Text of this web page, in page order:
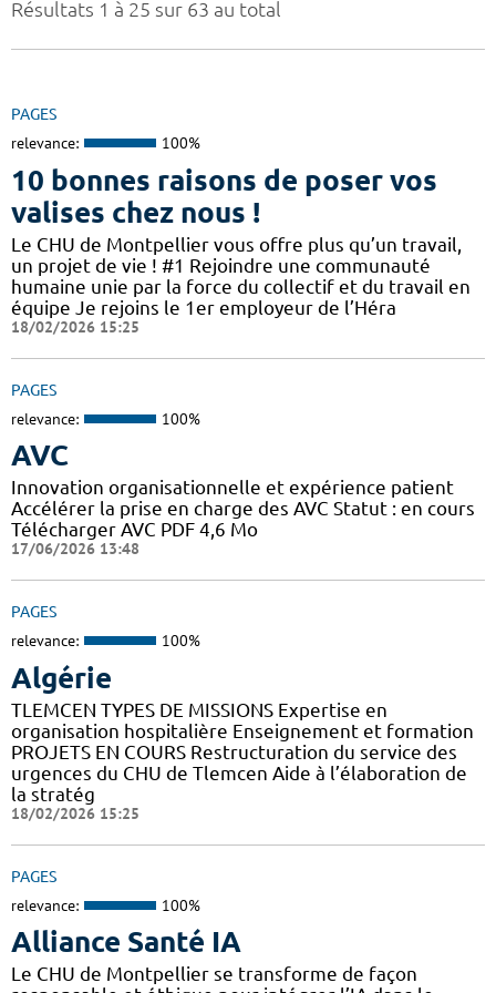
Résultats 1 à 25 sur 63 au total
PAGES
relevance: 100%
10 bonnes raisons de poser vos
valises chez nous !
Le CHU de Montpellier vous offre plus qu’un travail,
un projet de vie ! #1 Rejoindre une communauté
humaine unie par la force du collectif et du travail en
équipe Je rejoins le 1er employeur de l’Héra
18/02/2026 15:25
PAGES
relevance: 100%
AVC
Innovation organisationnelle et expérience patient
Accélérer la prise en charge des AVC Statut : en cours
Télécharger AVC PDF 4,6 Mo
17/06/2026 13:48
PAGES
relevance: 100%
Algérie
TLEMCEN TYPES DE MISSIONS Expertise en
organisation hospitalière Enseignement et formation
PROJETS EN COURS Restructuration du service des
urgences du CHU de Tlemcen Aide à l’élaboration de
la stratég
18/02/2026 15:25
PAGES
relevance: 100%
Alliance Santé IA
Le CHU de Montpellier se transforme de façon